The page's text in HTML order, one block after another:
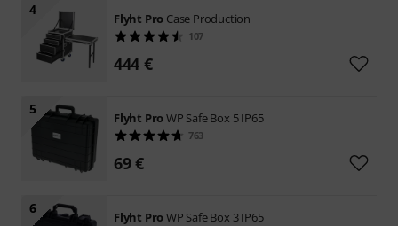
4
Flyht Pro Case Production
107
444 €
5
Flyht ProWP Safe Box 5 IP65
763
69 €
6
Flyht ProWP Safe Box 3 IP65